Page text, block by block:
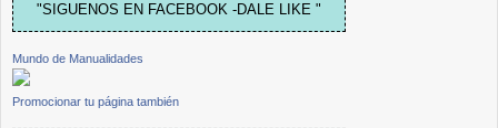
"SIGUENOS EN FACEBOOK -DALE LIKE "
Mundo de Manualidades
Promocionar tu página también